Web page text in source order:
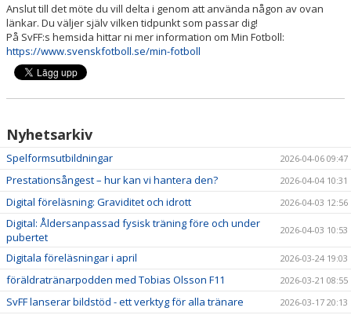
Anslut till det möte du vill delta i genom att använda någon av ovan
länkar. Du väljer själv vilken tidpunkt som passar dig!
På SvFF:s hemsida hittar ni mer information om Min Fotboll:
https://www.svenskfotboll.se/min-fotboll
Nyhetsarkiv
Spelformsutbildningar 2026-04-06 09:47
Prestationsångest – hur kan vi hantera den? 2026-04-04 10:31
Digital föreläsning: Graviditet och idrott 2026-04-03 12:56
Digital: Åldersanpassad fysisk träning före och under
pubertet
2026-04-03 10:53
Digitala föreläsningar i april 2026-03-24 19:03
föräldratränarpodden med Tobias Olsson F11 2026-03-21 08:55
SvFF lanserar bildstöd - ett verktyg för alla tränare 2026-03-17 20:13